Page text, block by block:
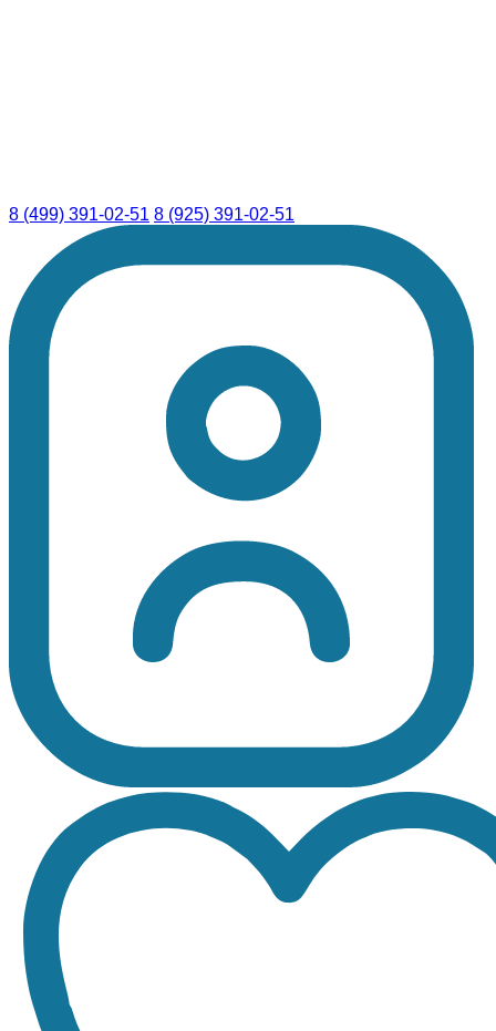
8 (499) 391-02-51 8 (925) 391-02-51